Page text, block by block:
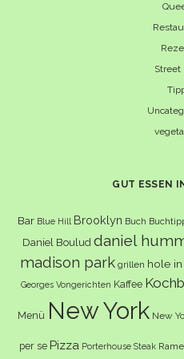
Street
GUT ESSEN
Bar Blue Hill Brooklyn Buch
Daniel Boulud daniel
madison park grillen hole
Georges Vongerichten Kaffee
Menü New York New
per se Pizza Porterhouse Steak